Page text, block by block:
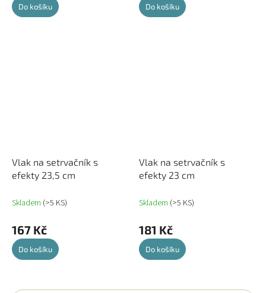
Do košíku Do košíku
Vlak na setrvačník s
efekty 23,5 cm
Skladem (>5 KS)
167 Kč
Do košíku
Vlak na setrvačník s
efekty 23 cm
Skladem (>5 KS)
181 Kč
Do košíku